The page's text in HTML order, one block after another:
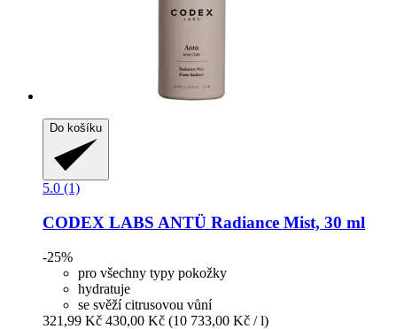
Do košíku
5.0 (1)
CODEX LABS ANTÜ Radiance Mist, 30 ml
-25%
pro všechny typy pokožky
hydratuje
se svěží citrusovou vůní
321,99 Kč 430,00 Kč (10 733,00 Kč / l)